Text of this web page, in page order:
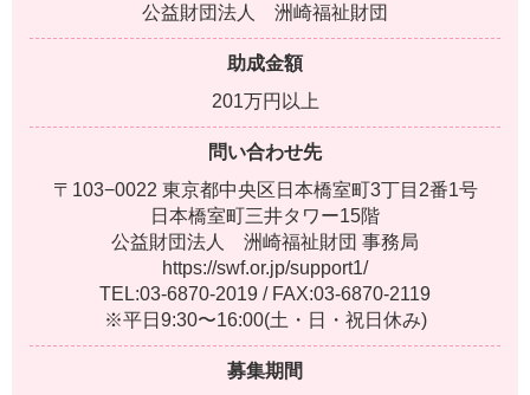
公益財団法人 洲崎福祉財団
助成金額
201万円以上
問い合わせ先
〒103−0022 東京都中央区日本橋室町3丁目2番1号
日本橋室町三井タワー15階
公益財団法人 洲崎福祉財団 事務局
https://swf.or.jp/support1/
TEL:03-6870-2019 / FAX:03-6870-2119
※平日9:30〜16:00(土・日・祝日休み)
募集期間